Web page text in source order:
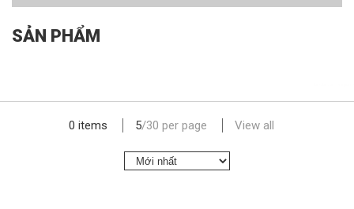
SẢN PHẨM
0 items 5/30 per page View all